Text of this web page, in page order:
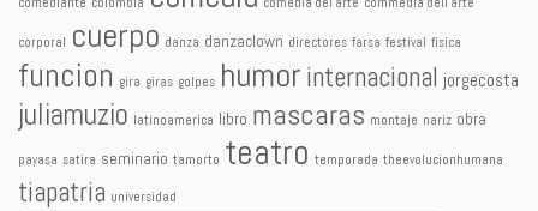
corporal cuerpo danza danzaclown directores farsa festival fisica
funcion gira giras golpes humor internacional jorgecosta
juliamuzio latinoamerica libro mascaras montaje nariz obra
payasa satira seminario tamorto teatro temporada theevolucionhumana
tiapatria universidad